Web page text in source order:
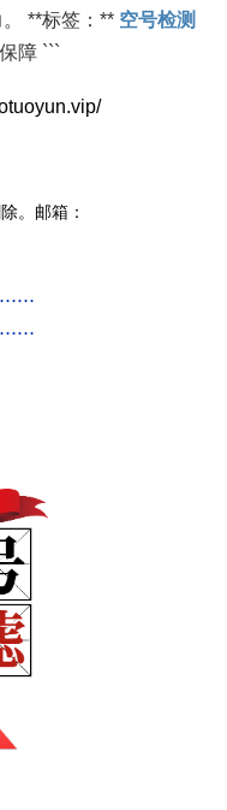
**标签：** 空号检测
障 ```
。邮箱：